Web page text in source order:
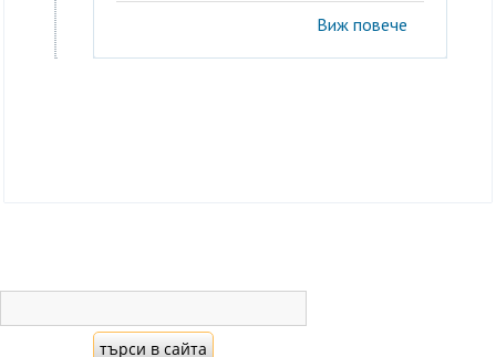
Виж повече